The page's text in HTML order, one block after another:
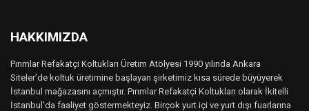
HAKKIMIZDA
Pırımlar Refakatçi Koltukları Üretim Atölyesi 1990 yılında Ankara
Siteler’de koltuk üretimine başlayan şirketimiz kısa sürede büyüyerek
İstanbul mağazasını açmıştır. Pırımlar Refakatçi Koltukları olarak İkitelli
İstanbul’da faaliyet göstermekteyiz. Birçok yurt içi ve yurt dışı fuarlarına